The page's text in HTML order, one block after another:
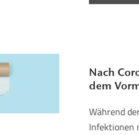
Nach
dem
Während
Infektionen